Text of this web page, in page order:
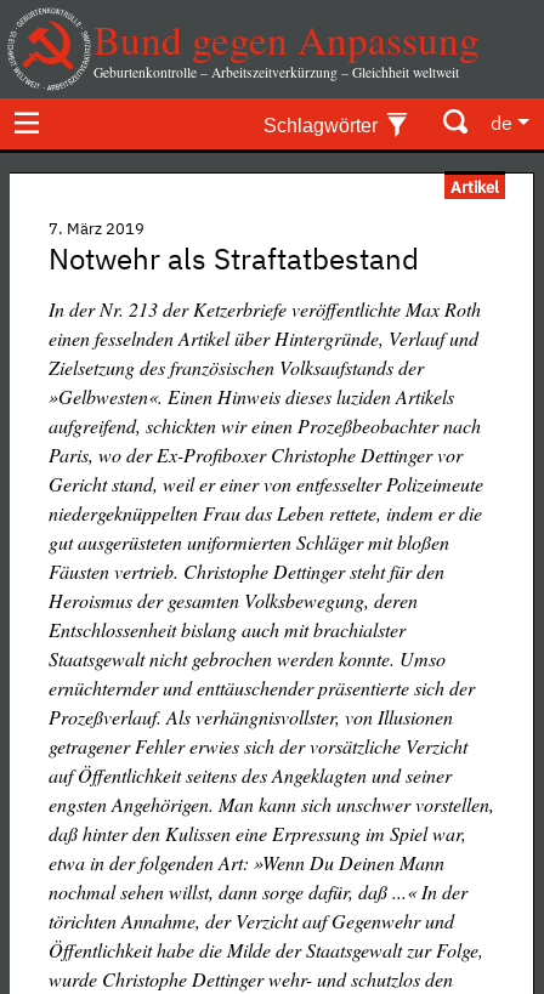
Bund gegen Anpassung
Geburtenkontrolle – Arbeitszeitverkürzung – Gleichheit weltweit
Schlagwörter de
Artikel
7. März 2019
Notwehr als Straftatbestand
In der Nr. 213 der Ketzerbriefe veröffentlichte Max Roth
einen fesselnden Artikel über Hintergründe, Verlauf und
Zielsetzung des französischen Volksaufstands der
»Gelbwesten«. Einen Hinweis dieses luziden Artikels
aufgreifend, schickten wir einen Prozeßbeobachter nach
Paris, wo der Ex-Profiboxer Christophe Dettinger vor
Gericht stand, weil er einer von entfesselter Polizeimeute
niedergeknüppelten Frau das Leben rettete, indem er die
gut ausgerüsteten uniformierten Schläger mit bloßen
Fäusten vertrieb. Christophe Dettinger steht für den
Heroismus der gesamten Volksbewegung, deren
Entschlossenheit bislang auch mit brachialster
Staatsgewalt nicht gebrochen werden konnte. Umso
ernüchternder und enttäuschender präsentierte sich der
Prozeßverlauf. Als verhängnisvollster, von Illusionen
getragener Fehler erwies sich der vorsätzliche Verzicht
auf Öffentlichkeit seitens des Angeklagten und seiner
engsten Angehörigen. Man kann sich unschwer vorstellen,
daß hinter den Kulissen eine Erpressung im Spiel war,
etwa in der folgenden Art: »Wenn Du Deinen Mann
nochmal sehen willst, dann sorge dafür, daß ...« In der
törichten Annahme, der Verzicht auf Gegenwehr und
Öffentlichkeit habe die Milde der Staatsgewalt zur Folge,
wurde Christophe Dettinger wehr- und schutzlos den